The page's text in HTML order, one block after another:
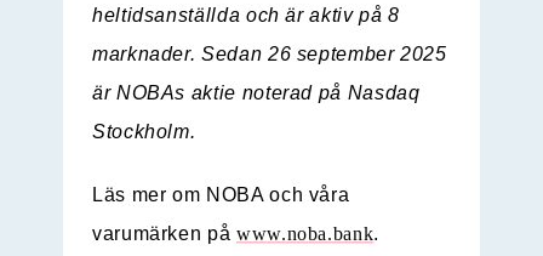
heltidsanställda och är aktiv på 8
marknader. Sedan 26 september 2025
är NOBAs aktie noterad på Nasdaq
Stockholm.
Läs mer om NOBA och våra
varumärken på www.noba.bank.